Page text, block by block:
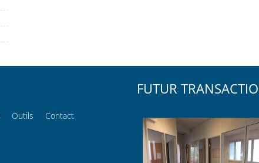
Outils Contact
FUTUR